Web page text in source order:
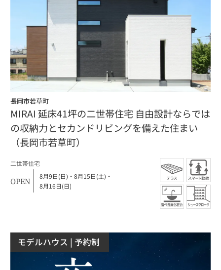
長岡市若草町
MIRAI 延床41坪の二世帯住宅 自由設計ならでは
の収納力とセカンドリビングを備えた住まい
（長岡市若草町）
⼆世帯住宅
OPEN
8月9日(日) ・ 8月15日(土) ・
8月16日(日)
モデルハウス | 予約制